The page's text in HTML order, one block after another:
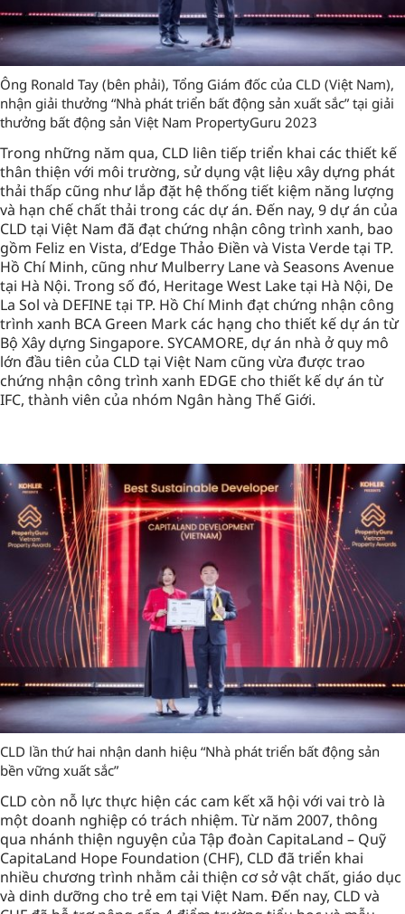
Ông Ronald Tay (bên phải), Tổng Giám đốc của CLD (Việt Nam),
nhận giải thưởng “Nhà phát triển bất động sản xuất sắc” tại giải
thưởng bất động sản Việt Nam PropertyGuru 2023
Trong những năm qua, CLD liên tiếp triển khai các thiết kế
thân thiện với môi trường, sử dụng vật liệu xây dựng phát
thải thấp cũng như lắp đặt hệ thống tiết kiệm năng lượng
và hạn chế chất thải trong các dự án. Đến nay, 9 dự án của
CLD tại Việt Nam đã đạt chứng nhận công trình xanh, bao
gồm Feliz en Vista, d’Edge Thảo Điền và Vista Verde tại TP.
Hồ Chí Minh, cũng như Mulberry Lane và Seasons Avenue
tại Hà Nội. Trong số đó, Heritage West Lake tại Hà Nội, De
La Sol và DEFINE tại TP. Hồ Chí Minh đạt chứng nhận công
trình xanh BCA Green Mark các hạng cho thiết kế dự án từ
Bộ Xây dựng Singapore. SYCAMORE, dự án nhà ở quy mô
lớn đầu tiên của CLD tại Việt Nam cũng vừa được trao
chứng nhận công trình xanh EDGE cho thiết kế dự án từ
IFC, thành viên của nhóm Ngân hàng Thế Giới.
CLD lần thứ hai nhận danh hiệu “Nhà phát triển bất động sản
bền vững xuất sắc”
CLD còn nỗ lực thực hiện các cam kết xã hội với vai trò là
một doanh nghiệp có trách nhiệm. Từ năm 2007, thông
qua nhánh thiện nguyện của Tập đoàn CapitaLand – Quỹ
CapitaLand Hope Foundation (CHF), CLD đã triển khai
nhiều chương trình nhằm cải thiện cơ sở vật chất, giáo dục
và dinh dưỡng cho trẻ em tại Việt Nam. Đến nay, CLD và